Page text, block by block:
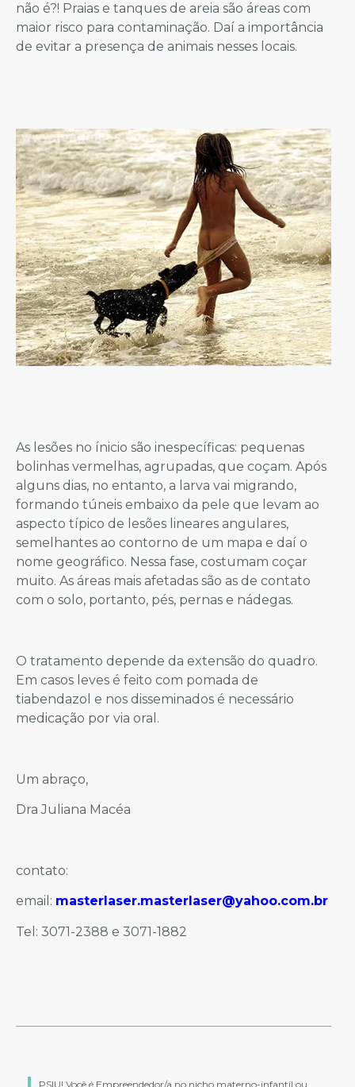
não é?! Praias e tanques de areia são áreas com
maior risco para contaminação. Daí a importância
de evitar a presença de animais nesses locais.
As lesões no ínicio são inespecíficas: pequenas
bolinhas vermelhas, agrupadas, que coçam. Após
alguns dias, no entanto, a larva vai migrando,
formando túneis embaixo da pele que levam ao
aspecto típico de lesões lineares angulares,
semelhantes ao contorno de um mapa e daí o
nome geográfico. Nessa fase, costumam coçar
muito. As áreas mais afetadas são as de contato
com o solo, portanto, pés, pernas e nádegas.
O tratamento depende da extensão do quadro.
Em casos leves é feito com pomada de
tiabendazol e nos disseminados é necessário
medicação por via oral.
Um abraço,
Dra Juliana Macéa
contato:
email: masterlaser.masterlaser@yahoo.com.br
Tel: 3071-2388 e 3071-1882
PSIU! Você é Empreendedor/a no nicho materno-infantil ou